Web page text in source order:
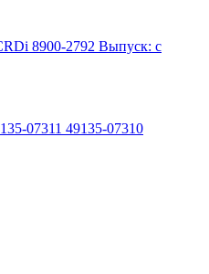
8900-2792 Выпуск: с
07311 49135-07310